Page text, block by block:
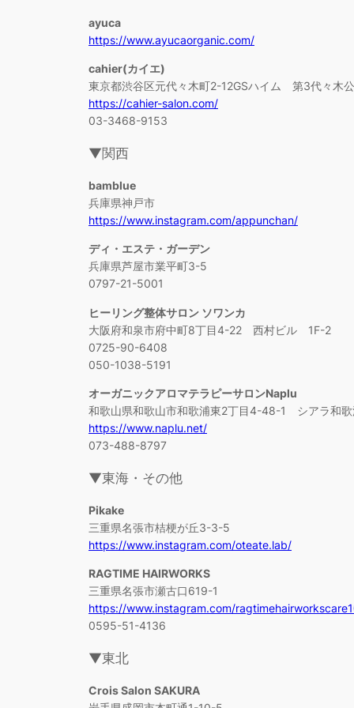
ayuca
https://www.ayucaorganic.com/
cahier(カイエ)
東京都渋谷区元代々木町2-12GSハイム 第3代々木
https://cahier-salon.com/
03-3468-9153
▼関西
bamblue
兵庫県神戸市
https://www.instagram.com/appunchan/
ディ・エステ・ガーデン
兵庫県芦屋市業平町3-5
0797-21-5001
ヒーリング整体サロン ソワンカ
大阪府和泉市府中町8丁目4-22 西村ビル 1F-2
0725-90-6408
050-1038-5191
オーガニックアロマテラピーサロンNaplu
和歌山県和歌山市和歌浦東2丁目4-48-1 シアラ和歌
https://www.naplu.net/
073-488-8797
▼東海・その他
Pikake
三重県名張市桔梗が丘3-3-5
https://www.instagram.com/oteate.lab/
RAGTIME HAIRWORKS
三重県名張市瀬古口619-1
https://www.instagram.com/
0595-51-4136
▼東北
Crois Salon SAKURA